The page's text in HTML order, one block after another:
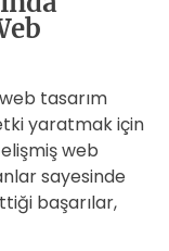
tasarım
yaratmak için
web
sayesinde
başarılar,